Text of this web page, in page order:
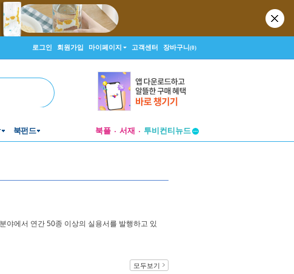
로그인 회원가입 마이페이지 고객센터 장바구니(0)
북펀드 북플 서재
투비컨티뉴드
야에서 연간 50종 이상의 실용서를 발행하고 있
모두보기